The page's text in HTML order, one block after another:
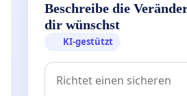
Beschreibe die
dir wünschst
KI-gestützt